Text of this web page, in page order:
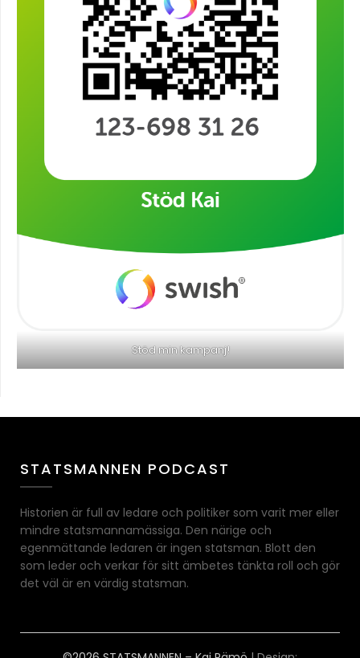
Stöd min kampanj!
STATSMANNEN PODCAST
Historien är full av ledare och politiker som varit mer eller
mindre statsmannamässiga. Den närige och
egenmättande ledaren är ingen statsman. Blott den
som leder och verkar för sitt ämbetes tänkta roll och gör
det väl är en värdig statsman.